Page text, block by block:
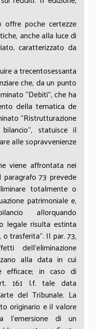
poche certezze
anche alla luce di
caratterizzato da
a trecentosessanta
che, da un punto
“Debiti”, che ha
della tematica de
“Ristrutturazione
statuisce il
alle sopravvenienze
viene affrontata nei
73 prevede
totalmente o
patrimoniale e,
allorquando
legale risulta estinta
trasferita”. Il par. 73,
dell’eliminazione
alla data in cui
efficace; in caso di
161 l.f. tale data
del Tribunale. La
originario e il valore
l’emersione di un